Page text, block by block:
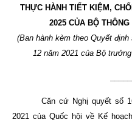
THỰC HÀNH TIẾT KIỆM,
2025 CỦA BỘ
(Ban hành kèm theo Quyết
12 năm 2021 của Bộ
Căn cứ Nghị quyết số
2021 của Quốc hội về Kế